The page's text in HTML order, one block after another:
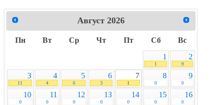
Август 2026
Пн Вт Ср Чт Пт Сб Вс
1
1
2
9
3
11
4
4
5
6
6
3
7
1
8
0
9
0
10
0
11
0
12
0
13
0
14
0
15
0
16
0